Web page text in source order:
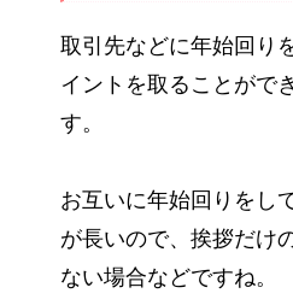
取引先などに年始回り
イントを取ることがで
す。
お互いに年始回りをし
が長いので、挨拶だけ
ない場合などですね。